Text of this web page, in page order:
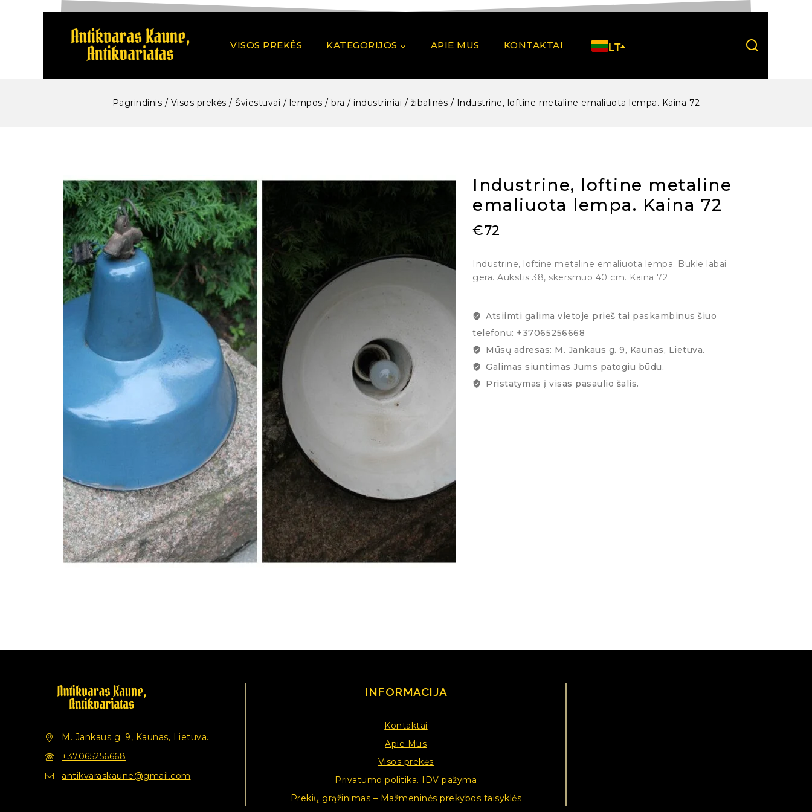
VISOS PREKĖS KATEGORIJOS APIE MUS KONTAKTAI LT
Pagrindinis / Visos prekės / Šviestuvai / lempos / bra / industriniai / žibalinės / Industrine, loftine metaline emaliuota lempa. Kaina 72
Industrine, loftine metaline
emaliuota lempa. Kaina 72
€72
Industrine, loftine metaline emaliuota lempa. Bukle labai
gera. Aukstis 38, skersmuo 40 cm. Kaina 72
Atsiimti galima vietoje prieš tai paskambinus šiuo
telefonu: +37065256668
Mūsų adresas: M. Jankaus g. 9, Kaunas, Lietuva.
Galimas siuntimas Jums patogiu būdu.
Pristatymas į visas pasaulio šalis.
M. Jankaus g. 9, Kaunas, Lietuva.
+37065256668
antikvaraskaune@gmail.com
INFORMACIJA
Kontaktai
Apie Mus
Visos prekės
Privatumo politika. IDV pažyma
Prekių grąžinimas – Mažmeninės prekybos taisyklės